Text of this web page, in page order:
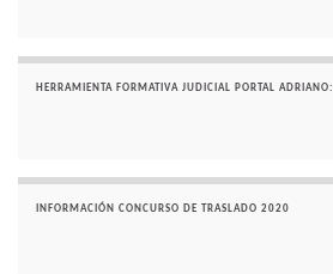
HERRAMIENTA FORMATIVA JUDICIAL PORTAL ADRIANO:
INFORMACIÓN CONCURSO DE TRASLADO 2020